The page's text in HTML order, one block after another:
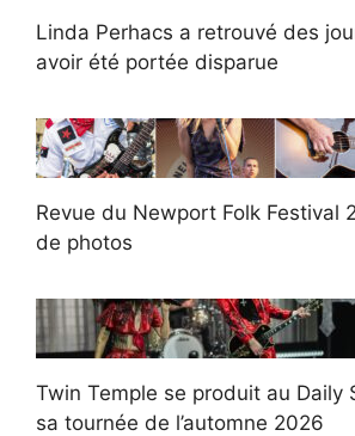
Linda Perhacs a retrouvé des
avoir été portée disparue
Revue du Newport Folk Festival
de photos
Twin Temple se produit au Daily
sa tournée de l’automne 2026